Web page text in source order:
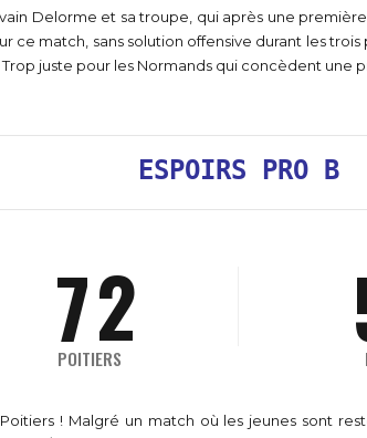
8
9
0
0
Delorme et sa troupe, qui après une
ce match, sans solution offensive durant les
juste pour les Normands qui concèdent une
ESPOIRS PRO B
4
5
6
7
8
0
1
2
3
POITIERS
! Malgré un match où les jeunes sont
1
2
3
4
5